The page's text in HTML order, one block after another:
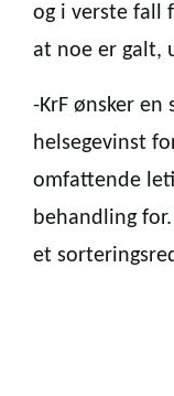
og i verste fall
at noe er galt,
-KrF ønsker en
helsegevinst
omfattende
behandling
et